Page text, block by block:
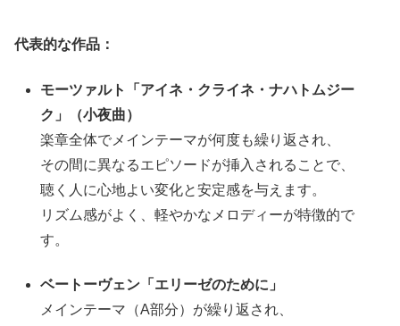
代表的な作品：
モーツァルト「アイネ・クライネ・ナハトムジー
ク」（小夜曲）
楽章全体でメインテーマが何度も繰り返され、
その間に異なるエピソードが挿入されることで、
聴く人に心地よい変化と安定感を与えます。
リズム感がよく、軽やかなメロディーが特徴的で
す。
ベートーヴェン「エリーゼのために」
メインテーマ（A部分）が繰り返され、